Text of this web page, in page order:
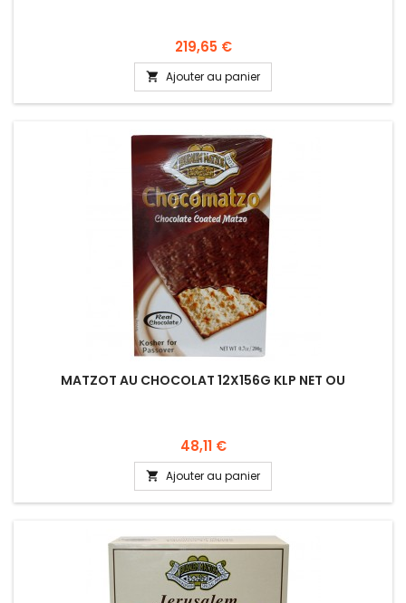
Prix
219,65 €
 Ajouter au panier
MATZOT AU CHOCOLAT 12X156G KLP NET OU
Prix
48,11 €
 Ajouter au panier